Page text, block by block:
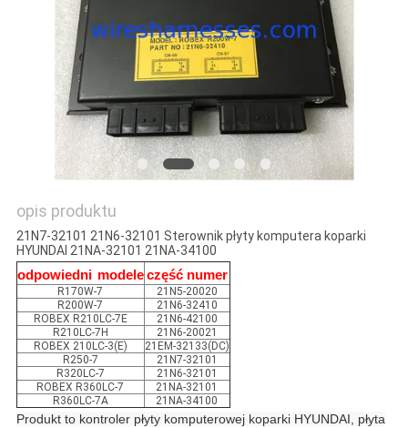
opis produktu
21N7-32101 21N6-32101 Sterownik płyty komputera koparki
HYUNDAI 21NA-32101 21NA-34100
odpowiedni modeleczęść numer
R170W-7
21N5-20020
R200W-7
21N6-32410
ROBEX R210LC-7E
21N6-42100
R210LC-7H
21N6-20021
ROBEX 210LC-3(E)
21EM-32133(DC)
R250-7
21N7-32101
R320LC-7
21N6-32101
ROBEX R360LC-7
21NA-32101
R360LC-7A
21NA-34100
Produkt to kontroler płyty komputerowej koparki HYUNDAI, płyta